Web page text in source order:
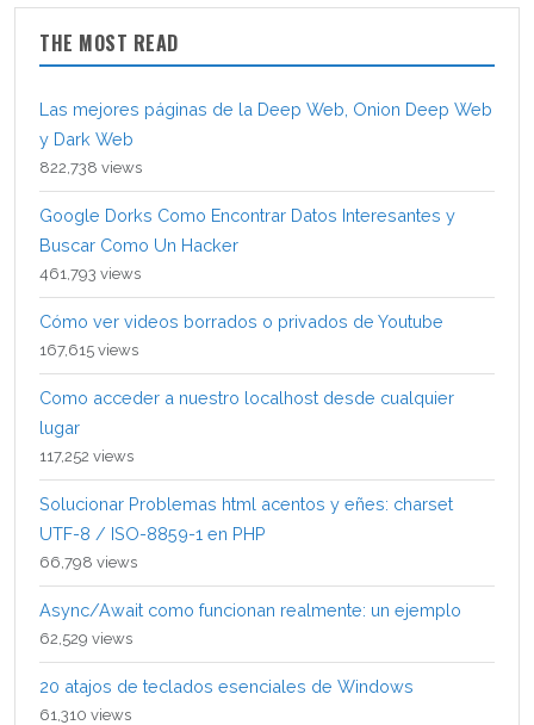
THE MOST READ
Las mejores páginas de la Deep Web, Onion Deep Web
y Dark Web
822,738 views
Google Dorks Como Encontrar Datos Interesantes y
Buscar Como Un Hacker
461,793 views
Cómo ver videos borrados o privados de Youtube
167,615 views
Como acceder a nuestro localhost desde cualquier
lugar
117,252 views
Solucionar Problemas html acentos y eñes: charset
UTF-8 / ISO-8859-1 en PHP
66,798 views
Async/Await como funcionan realmente: un ejemplo
62,529 views
20 atajos de teclados esenciales de Windows
61,310 views